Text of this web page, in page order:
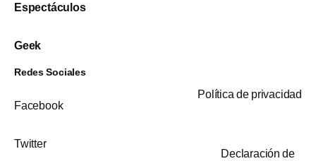
Espectáculos
Geek
Redes Sociales
Facebook
Twitter
Política de privacidad
Declaración de